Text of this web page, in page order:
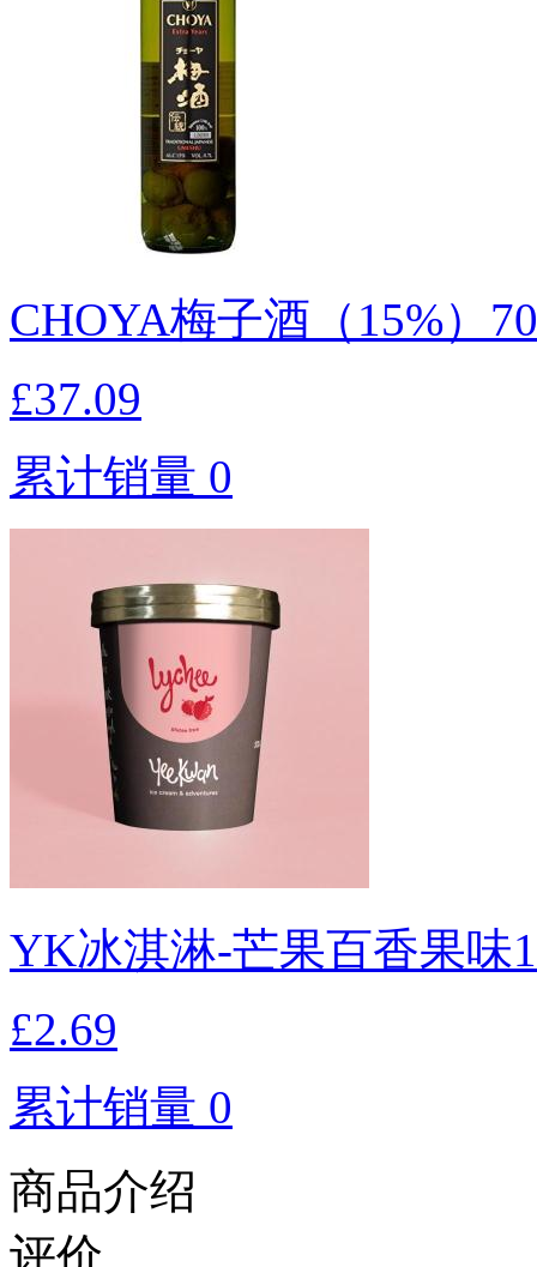
CHOYA梅子酒（15%）
£37.09
累计销量 0
YK冰淇淋-芒果百香果味
£2.69
累计销量 0
商品介绍
评价